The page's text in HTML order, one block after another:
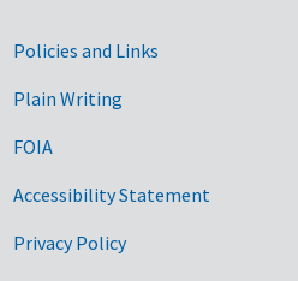
Government
Policies and Links
Plain Writing
FOIA
Accessibility Statement
Privacy Policy